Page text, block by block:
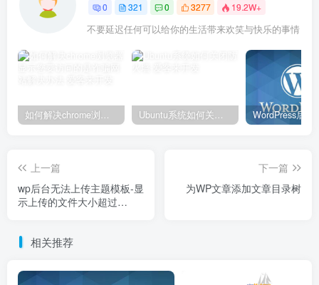
0 321 0 3277 19.2W+
不要延迟任何可以给你的生活带来欢笑与快乐的事情
如何解决chrome浏览器显示您要访问的是诈骗网站解决办法 Ubuntu系统如何关闭防火墙
上一篇
wp后台无法上传主题模板-显
示上传的文件大小超过
下一篇
为WP文章添加文章目录树
相关推荐